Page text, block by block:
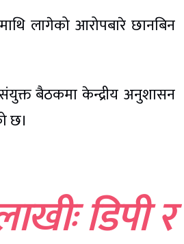
लागेको आरोपबारे छानबिन
बैठकमा केन्द्रीय अनुशासन
छ।
डिपी र